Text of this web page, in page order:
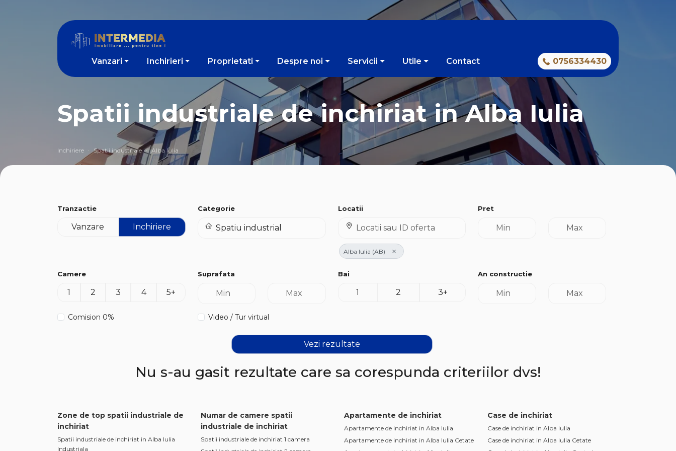
Vanzari Inchirieri Proprietati Despre noi Servicii Utile Contact 0756334430
Spatii industriale de inchiriat in Alba Iulia
Inchiriere Spatii industriale Alba Iulia
Nu s-au gasit rezultate care sa corespunda criteriilor dvs!
Tranzactie
Vanzare Inchiriere
Categorie Locatii
Alba Iulia (AB) ×
Pret
Camere
1 2 3 4 5+
Suprafata Bai
1 2 3+
An constructie
Comision 0% Video / Tur virtual
Vezi rezultate
Zone de top spatii industriale de
inchiriat
Spatii industriale de inchiriat in Alba Iulia
Industriala
Numar de camere spatii
industriale de inchiriat
Spatii industriale de inchiriat 1 camera
Apartamente de inchiriat
Apartamente de inchiriat in Alba Iulia
Apartamente de inchiriat in Alba Iulia Cetate
Case de inchiriat
Case de inchiriat in Alba Iulia
Case de inchiriat in Alba Iulia Cetate